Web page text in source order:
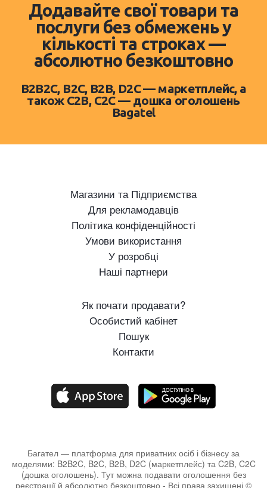
Додавайте свої товари та
послуги без обмежень у
кількості та строках —
абсолютно безкоштовно
B2B2C, B2C, B2B, D2C — маркетплейс, а
також C2B, C2C — дошка оголошень
Bagatel
Магазини та Підприємства
Для рекламодавців
Політика конфіденційності
Умови використання
У розробці
Наші партнери
Як почати продавати?
Особистий кабінет
Пошук
Контакти
Багател — платформа для приватних осіб і бізнесу за
моделями: B2B2C, B2C, B2B, D2C (маркетплейс) та C2B, C2C
(дошка оголошень). Тут можна подавати оголошення без
реєстрації й абсолютно безкоштовно - Всі права захищені ©